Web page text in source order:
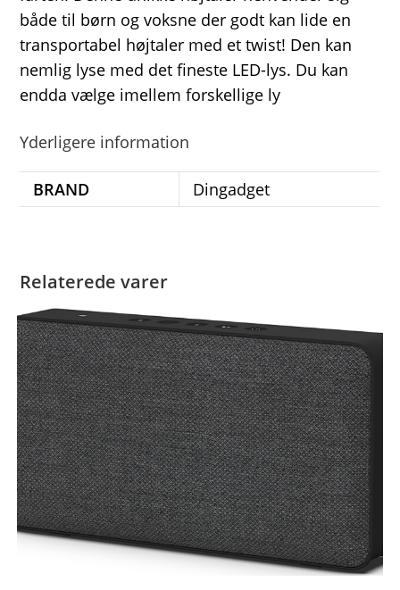
både til børn og voksne der godt kan lide en
transportabel højtaler med et twist! Den kan
nemlig lyse med det fineste LED-lys. Du kan
endda vælge imellem forskellige ly
Yderligere information
BRAND Dingadget
Relaterede varer